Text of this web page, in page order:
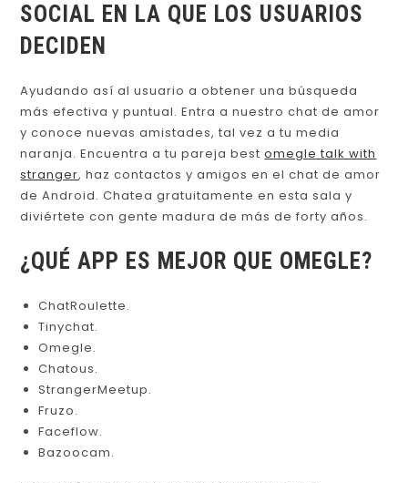
SOCIAL EN LA QUE LOS USUARIOS
DECIDEN
Ayudando así al usuario a obtener una búsqueda
más efectiva y puntual. Entra a nuestro chat de amor
y conoce nuevas amistades, tal vez a tu media
naranja. Encuentra a tu pareja bestomegle talk with
stranger, haz contactos y amigos en el chat de amor
de Android. Chatea gratuitamente en esta sala y
diviértete con gente madura de más de forty años.
¿QUÉ APP ES MEJOR QUE OMEGLE?
ChatRoulette.
Tinychat.
Omegle.
Chatous.
StrangerMeetup.
Fruzo.
Faceflow.
Bazoocam.